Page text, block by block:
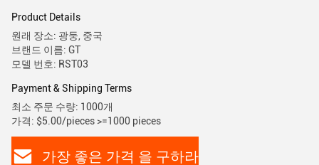
Product Details
원래 장소: 광둥, 중국
브랜드 이름: GT
모델 번호: RST03
Payment & Shipping Terms
최소 주문 수량: 1000개
가격: $5.00/pieces >=1000 pieces
가장 좋은 가격 을 구하라